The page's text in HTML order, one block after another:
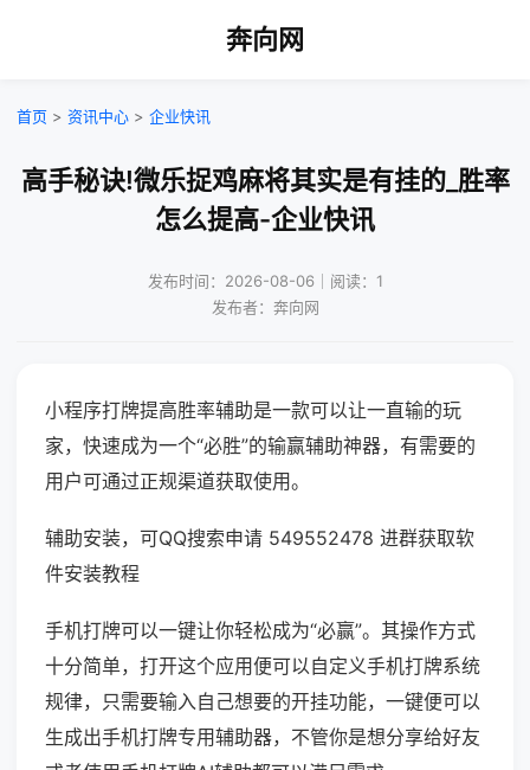
奔向网
首页 > 资讯中心 > 企业快讯
高手秘诀!微乐捉鸡麻将其实是有挂的_胜率
怎么提高-企业快讯
发布时间：2026-08-06｜阅读：1
发布者：奔向网
小程序打牌提高胜率辅助是一款可以让一直输的玩
家，快速成为一个“必胜”的输赢辅助神器，有需要的
用户可通过正规渠道获取使用。
辅助安装，可QQ搜索申请 549552478 进群获取软
件安装教程
手机打牌可以一键让你轻松成为“必赢”。其操作方式
十分简单，打开这个应用便可以自定义手机打牌系统
规律，只需要输入自己想要的开挂功能，一键便可以
生成出手机打牌专用辅助器，不管你是想分享给好友